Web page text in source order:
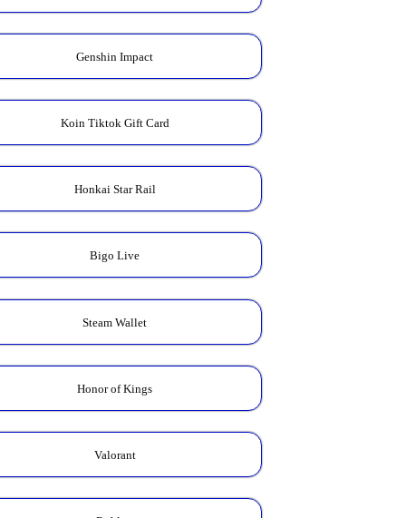
Genshin Impact
Koin Tiktok Gift Card
Honkai Star Rail
Bigo Live
Steam Wallet
Honor of Kings
Valorant